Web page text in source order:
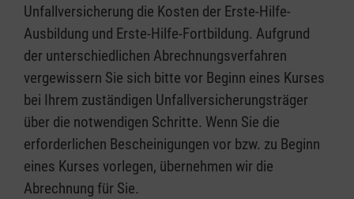
Unfallversicherung die Kosten der Erste-Hilfe-
Ausbildung und Erste-Hilfe-Fortbildung. Aufgrund
der unterschiedlichen Abrechnungsverfahren
vergewissern Sie sich bitte vor Beginn eines Kurses
bei Ihrem zuständigen Unfallversicherungsträger
über die notwendigen Schritte. Wenn Sie die
erforderlichen Bescheinigungen vor bzw. zu Beginn
eines Kurses vorlegen, übernehmen wir die
Abrechnung für Sie.